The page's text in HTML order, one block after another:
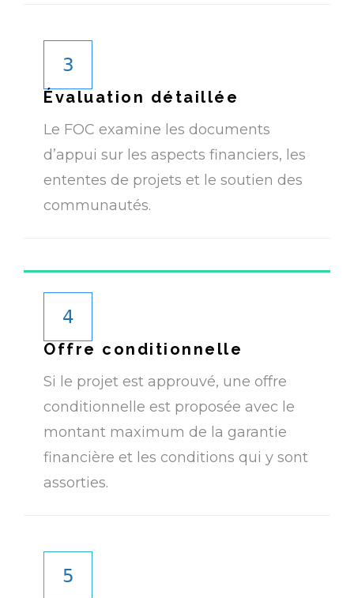
3
Évaluation détaillée
Le FOC examine les documents
d’appui sur les aspects financiers, les
ententes de projets et le soutien des
communautés.
4
Offre conditionnelle
Si le projet est approuvé, une offre
conditionnelle est proposée avec le
montant maximum de la garantie
financière et les conditions qui y sont
assorties.​
5